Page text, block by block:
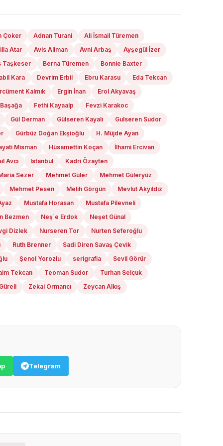
Çoker Adnan Turani
Ali İsmail Türemen
Atar
Avis Allman Avni Arbaş
Ayşegül İzer
Taşkeser
Berna Türemen
Bonnie Baxter
Kara
Devrim Erbil Ebru Karasu
Eda Tekcan
Kalmık
Ergin İnan
Erol Akyavaş
Fethi Kayaalp
Fevzi Karakoc
Gül Derman
Gülseren Kayalı
Gulseren Sudor
Gürbüz Doğan Ekşioğlu
H. Müjde Ayan
Misman
Hüsamettin Koçan
İlhami Ercivan
Avcı
Istanbul
Kadri Özayten
Sezer
Mehmet Güler
Mehmet Güleryüz
Mehmet Pesen
Melih Görgün
Mevlut Akyıldız
Mustafa Horasan
Mustafa Pilevneli
Bezmen
Neş`e Erdok
Neşet Günal
Dizlek
Nurseren Tor
Nurten Seferoğlu
Ruth Brenner
Sadi Diren Savaş Çevik
Şenol Yorozlu serigrafia
Sevil Görür
Tekcan
Teoman Sudor
Turhan Selçuk
Zekai Ormancı Zeycan Alkış
Telegram